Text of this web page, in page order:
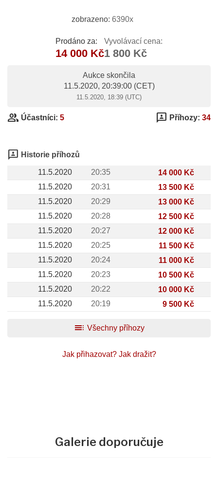
zobrazeno: 6390x
Prodáno za:
14 000 Kč
Vyvolávací cena:
1 800 Kč
Aukce skončila
11.5.2020, 20:39:00(CET)
11.5.2020, 18:39 (UTC)
group Účastníci: 5 3p Příhozy: 34
3p Historie příhozů
11.5.2020 20:35
14 000 Kč
11.5.2020
20:31
13 500 Kč
11.5.2020
20:29
13 000 Kč
11.5.2020
20:28
12 500 Kč
11.5.2020
20:27
12 000 Kč
11.5.2020
20:25
11 500 Kč
11.5.2020
20:24
11 000 Kč
11.5.2020
20:23
10 500 Kč
11.5.2020
20:22
10 000 Kč
11.5.2020
20:19 9 500 Kč
toc Všechny příhozy
Jak přihazovat? Jak dražit?
Galerie doporučuje